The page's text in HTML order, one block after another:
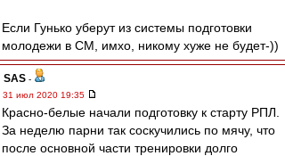
Если Гунько уберут из системы подготовки
молодежи в СМ, имхо, никому хуже не будет-))
SAS -
31 июл 2020 19:35
Красно-белые начали подготовку к старту РПЛ.
За неделю парни так соскучились по мячу, что
после основной части тренировки долго